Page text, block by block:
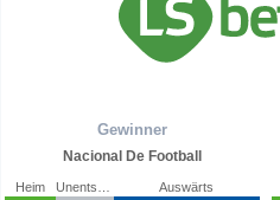
Gewinner
Nacional De Football
Heim
Auswärts